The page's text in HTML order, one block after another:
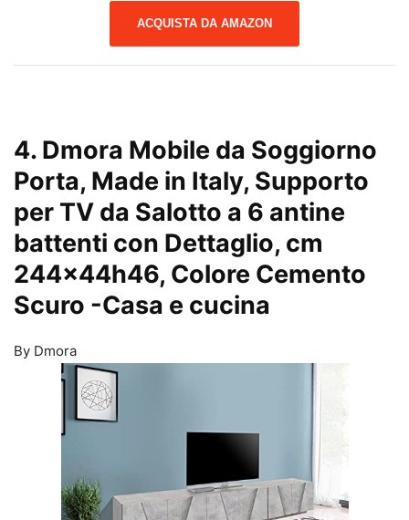
ACQUISTA DA AMAZON
4. Dmora Mobile da Soggiorno
Porta, Made in Italy, Supporto
per TV da Salotto a 6 antine
battenti con Dettaglio, cm
244x44h46, Colore Cemento
Scuro -Casa e cucina
By Dmora